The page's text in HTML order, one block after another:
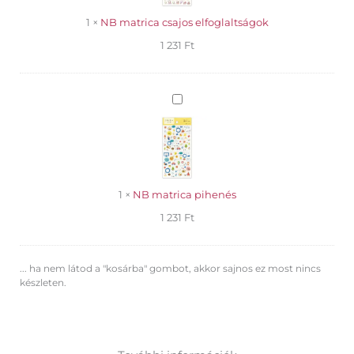
1 × NB matrica csajos elfoglaltságok
1 231 Ft
NB
matrica
pihenés
1 × NB matrica pihenés
1 231 Ft
... ha nem látod a "kosárba" gombot, akkor sajnos ez most nincs
készleten.